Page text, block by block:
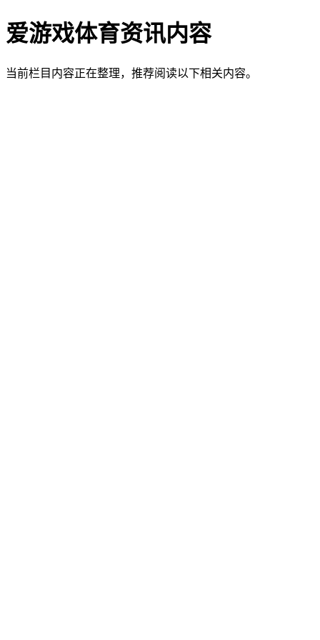
爱游戏体育资讯内容
当前栏目内容正在整理，推荐阅读以下相关内容。